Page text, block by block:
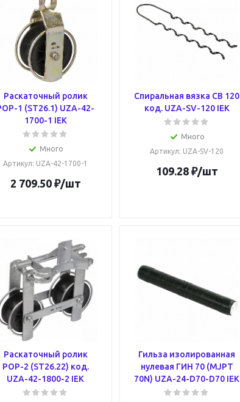
Раскаточный ролик
1 (ST26.1) UZA-42-
1700-1 IEK
Много
Артикул: UZA-42-1700-1
2 709.50₽/шт
Спиральная вязка СВ 120
код. UZA-SV-120 IEK
Много
Артикул: UZA-SV-120
109.28₽/шт
Раскаточный ролик
РОР-2 (ST26.22) код.
UZA-42-1800-2 IEK
Гильза изолированная
нулевая ГИН 70 (MJPT
70N) UZA-24-D70-D70 IEK